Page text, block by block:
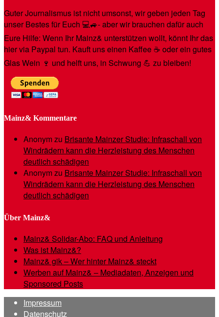
Guter Journalismus ist nicht umsonst, wir geben jeden Tag
unser Bestes für Euch 💻🚙- aber wir brauchen dafür auch
Eure Hilfe: Wenn Ihr Mainz& unterstützen wollt, könnt Ihr das
hier via Paypal tun. Kauft uns einen Kaffee ☕️ oder ein gutes
Glas Wein 🍷 und helft uns, in Schwung 💪 zu bleiben!
Mainz& Kommentare
Anonymzu Brisante Mainzer Studie: Infraschall von
Windrädern kann die Herzleistung des Menschen
deutlich schädigen
Anonymzu Brisante Mainzer Studie: Infraschall von
Windrädern kann die Herzleistung des Menschen
deutlich schädigen
Über Mainz&
Mainz& Solidar-Abo: FAQ und Anleitung
Was ist Mainz&?
Mainz& gik – Wer hinter Mainz& steckt
Werben auf Mainz& – Mediadaten, Anzeigen und
Sponsored Posts
Impressum
Datenschutz